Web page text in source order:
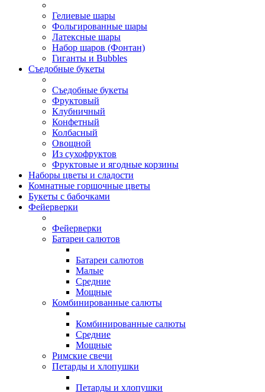
Гелиевые шары
Фольгированные шары
Латексные шары
Набор шаров (Фонтан)
Гиганты и Bubbles
Съедобные букеты
Съедобные букеты
Фруктовый
Клубничный
Конфетный
Колбасный
Овощной
Из сухофруктов
Фруктовые и ягодные корзины
Наборы цветы и сладости
Комнатные горшочные цветы
Букеты с бабочками
Фейерверки
Фейерверки
Батареи салютов
Батареи салютов
Малые
Средние
Мощные
Комбинированные салюты
Комбинированные салюты
Средние
Мощные
Римские свечи
Петарды и хлопушки
Петарды и хлопушки